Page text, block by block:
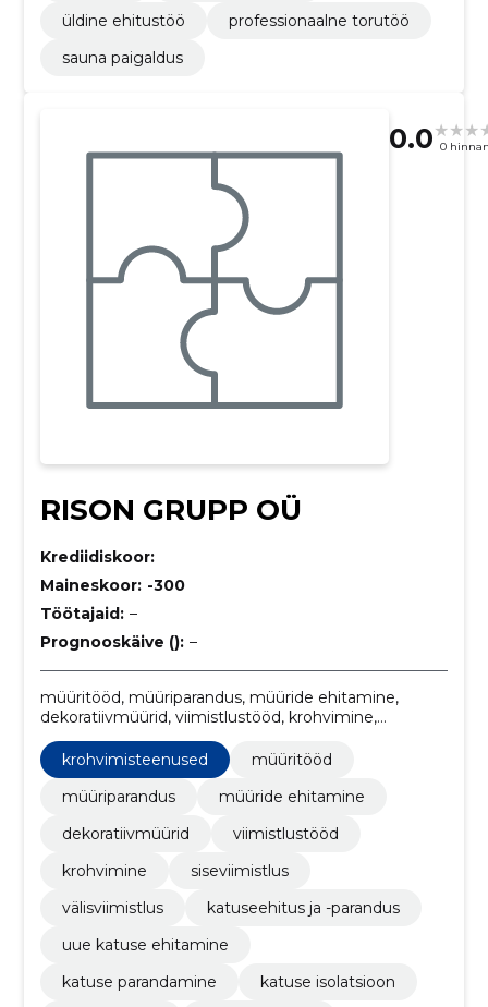
üldine ehitustöö
professionaalne torutöö
sauna paigaldus
0.0 0
RISON GRUPP OÜ
Krediidiskoor:
Maineskoor: -300
Töötajaid: –
Prognooskäive (): –
müüritööd, müüriparandus, müüride ehitamine,
dekoratiivmüürid, viimistlustööd, krohvimine,
siseviimistlus, välisviimistlus, Katuseehitus ja -
parandus, uue katuse ehitamine
krohvimisteenused
müüritööd
müüriparandus
müüride ehitamine
dekoratiivmüürid
viimistlustööd
krohvimine
siseviimistlus
välisviimistlus
katuseehitus ja -parandus
uue katuse ehitamine
katuse parandamine
katuse isolatsioon